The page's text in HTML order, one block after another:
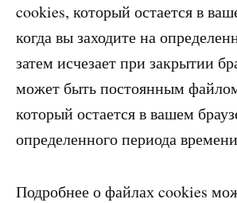
cookies, который остается в
когда вы заходите на
затем исчезает при закрытии
может быть постоянным
который остается в вашем
определенного периода
Подробнее о файлах cookies